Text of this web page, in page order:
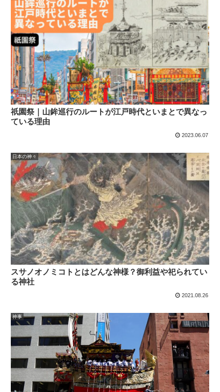
祇園祭｜山鉾巡行のルートが江戸時代といまとで異なっ
ている理由
2023.06.07
日本の神々
スサノオノミコトとはどんな神様？御利益や祀られてい
る神社
2021.08.26
神事